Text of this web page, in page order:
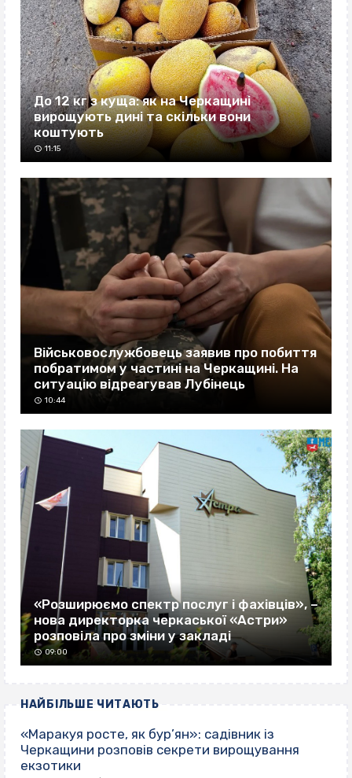
До 12 кг з куща: як на Черкащині
вирощують дині та скільки вони
коштують
11:15
Військовослужбовець заявив про побиття
побратимом у частині на Черкащині. На
ситуацію відреагував Лубінець
10:44
«Розширюємо спектр послуг і фахівців», –
нова директорка черкаської «Астри»
розповіла про зміни у закладі
09:00
НАЙБІЛЬШЕ ЧИТАЮТЬ
«Маракуя росте, як бур’ян»: садівник із
Черкащини розповів секрети вирощування
екзотики